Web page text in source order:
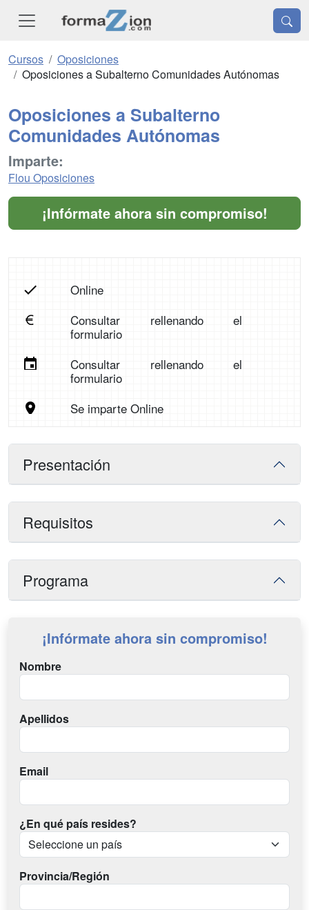
Cursos
Oposiciones
Oposiciones a Subalterno Comunidades Autónomas
Oposiciones a Subalterno
Comunidades Autónomas
Imparte:
Flou Oposiciones
¡Infórmate ahora sin compromiso!
Online
Consultar rellenando el
formulario
Consultar rellenando el
formulario
Se imparte Online
Presentación
Requisitos
Programa
¡Infórmate ahora sin compromiso!
Nombre
Apellidos
Email
¿En qué país resides?
Provincia/Región